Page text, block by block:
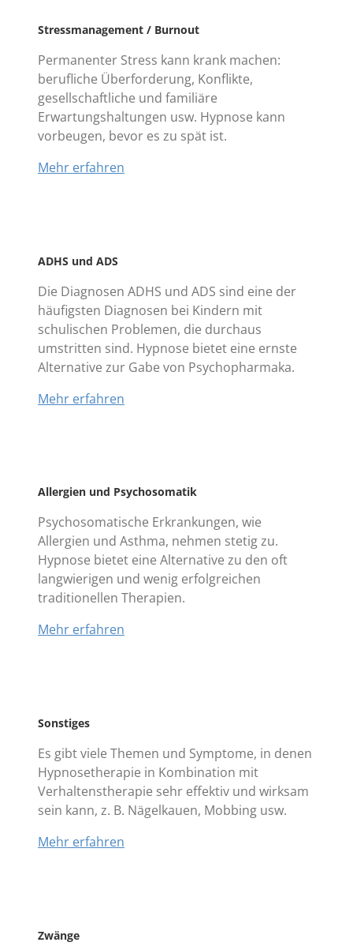
Stressmanagement / Burnout
Permanenter Stress kann krank machen:
berufliche Überforderung, Konflikte,
gesellschaftliche und familiäre
Erwartungshaltungen usw. Hypnose kann
vorbeugen, bevor es zu spät ist.
Mehr erfahren
ADHS und ADS
Die Diagnosen ADHS und ADS sind eine der
häufigsten Diagnosen bei Kindern mit
schulischen Problemen, die durchaus
umstritten sind. Hypnose bietet eine ernste
Alternative zur Gabe von Psychopharmaka.
Mehr erfahren
Allergien und Psychosomatik
Psychosomatische Erkrankungen, wie
Allergien und Asthma, nehmen stetig zu.
Hypnose bietet eine Alternative zu den oft
langwierigen und wenig erfolgreichen
traditionellen Therapien.
Mehr erfahren
Sonstiges
Es gibt viele Themen und Symptome, in denen
Hypnosetherapie in Kombination mit
Verhaltenstherapie sehr effektiv und wirksam
sein kann, z. B. Nägelkauen, Mobbing usw.
Mehr erfahren
Zwänge